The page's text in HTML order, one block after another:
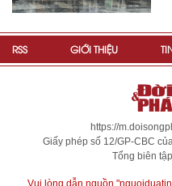
RSS GIỚI THIỆU
https://
Giấy phép số 12/GP-CBC
Tổng biên